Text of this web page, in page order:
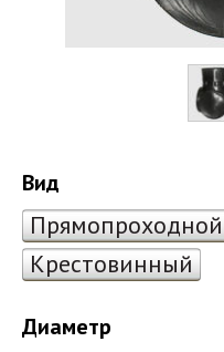
Вид
Прямопроходной
Крестовинный
Диаметр